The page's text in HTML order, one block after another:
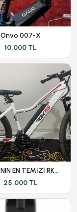
Onvo 007-X
10.000 TL
PİYASANIN EN TEMİZİ RKS T7 SIFIRI 42,750 TL
25.000 TL